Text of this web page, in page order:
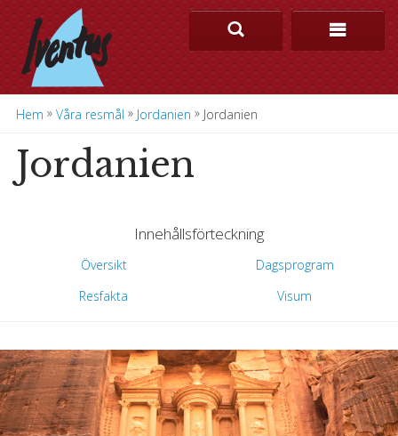
Hem » Våra resmål » Jordanien » Jordanien
Jordanien
Innehållsförteckning
Översikt
Dagsprogram
Resfakta
Visum